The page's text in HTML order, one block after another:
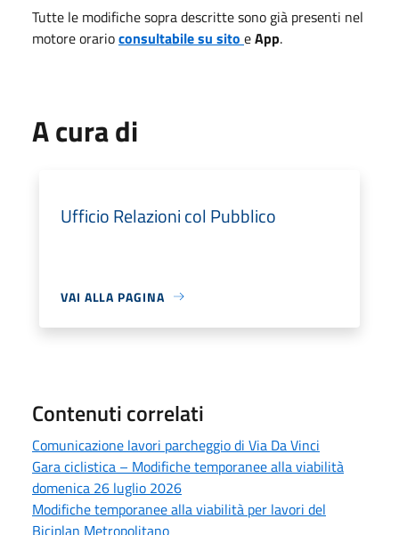
Tutte le modifiche sopra descritte sono già presenti nel
motore orarioconsultabile su sito eApp.
A cura di
Ufficio Relazioni col Pubblico
VAI ALLA PAGINA
Contenuti correlati
Comunicazione lavori parcheggio di Via Da Vinci
Gara ciclistica – Modifiche temporanee alla viabilità
domenica 26 luglio 2026
Modifiche temporanee alla viabilità per lavori del
Biciplan Metropolitano